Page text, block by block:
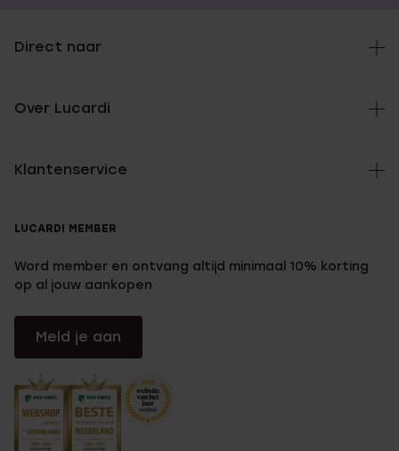
Direct naar
Over Lucardi
Klantenservice
LUCARDI MEMBER
Word member en ontvang altijd minimaal 10% korting
op al jouw aankopen
Meld je aan